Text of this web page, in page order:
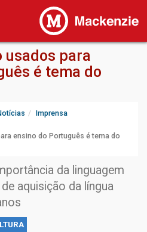
usados para
é tema do
Imprensa
ensino do Português é tema do
da linguagem
aquisição da língua